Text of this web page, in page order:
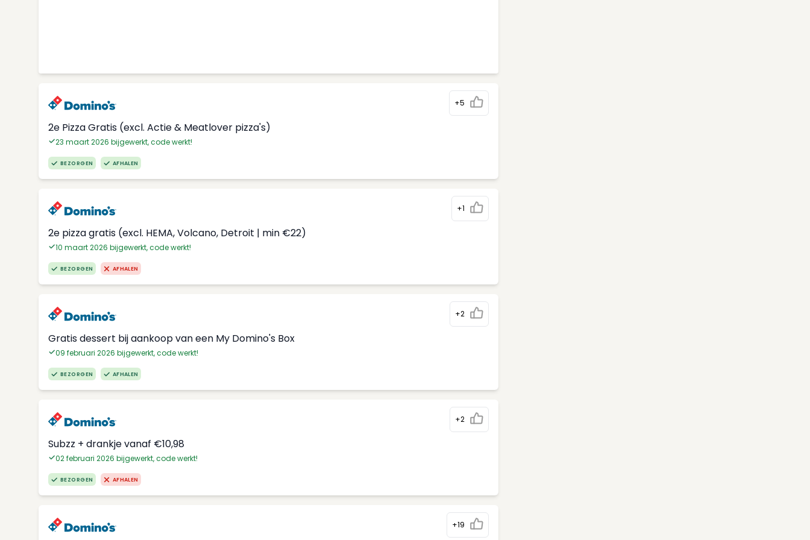
+5
2e Pizza Gratis (excl. Actie & Meatlover pizza's)
23 maart 2026 bijgewerkt, code werkt!
BEZORGEN AFHALEN
+1
2e pizza gratis (excl. HEMA, Volcano, Detroit | min €22)
10 maart 2026 bijgewerkt, code werkt!
BEZORGEN AFHALEN
+2
Gratis dessert bij aankoop van een My Domino's Box
09 februari 2026 bijgewerkt, code werkt!
BEZORGEN AFHALEN
+2
Subzz + drankje vanaf €10,98
02 februari 2026 bijgewerkt, code werkt!
BEZORGEN AFHALEN
+19